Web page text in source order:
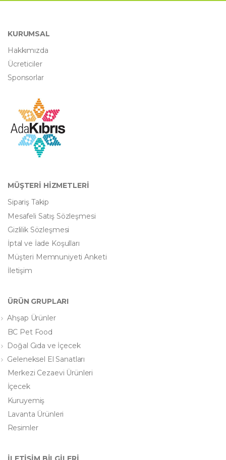
KURUMSAL
Hakkımızda
Ücreticiler
Sponsorlar
MÜŞTERİ HİZMETLERİ
Sipariş Takip
Mesafeli Satış Sözleşmesi
Gizlilik Sözleşmesi
İptal ve İade Koşulları
Müşteri Memnuniyeti Anketi
İletişim
ÜRÜN GRUPLARI
Ahşap Ürünler
BC Pet Food
Doğal Gıda ve İçecek
Geleneksel El Sanatları
Merkezi Cezaevi Ürünleri
İçecek
Kuruyemiş
Lavanta Ürünleri
Resimler